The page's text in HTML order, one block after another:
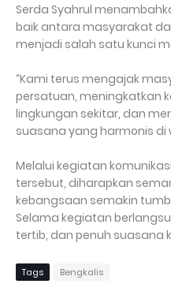
Serda Syahrul
baik antara masyarakat
menjadi salah satu kunci
“Kami terus mengajak
persatuan, meningkatkan
lingkungan sekitar, dan
suasana yang harmonis di
Melalui kegiatan
tersebut, diharapkan
kebangsaan semakin
Selama kegiatan
tertib, dan penuh suasana
Tags Bengkalis